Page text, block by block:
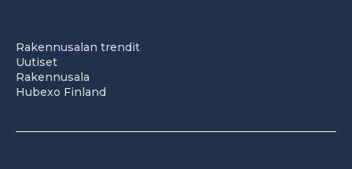
Rakennusalan trendit
Uutiset
Rakennusala
Hubexo Finland